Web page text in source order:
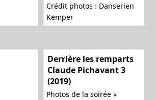
Crédit photos : Danserien
Kemper
Derrière les remparts
Claude Pichavant 3
(2019)
Photos de la soirée «